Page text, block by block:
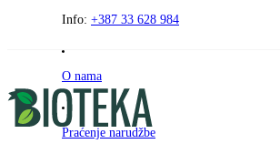
PreskočiteInfo: +387 33 628 984
O nama
Praćenje narudžbe